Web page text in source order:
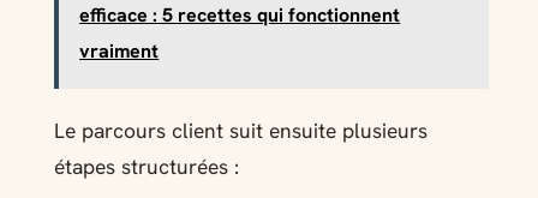
efficace : 5 recettes qui fonctionnent
vraiment
Le parcours client suit ensuite plusieurs
étapes structurées :